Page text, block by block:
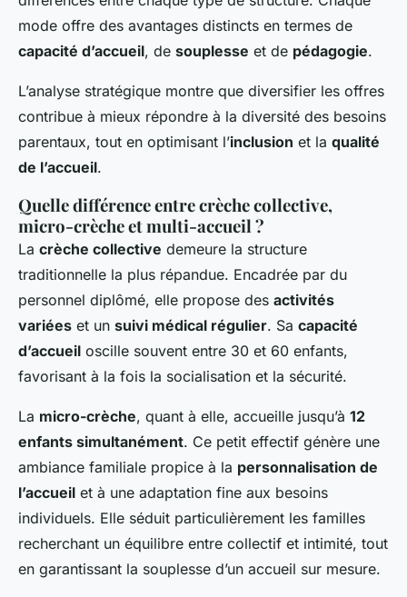
mode offre des avantages distincts en termes de
capacité d’accueil, de souplesse et de pédagogie.
L’analyse stratégique montre que diversifier les offres
contribue à mieux répondre à la diversité des besoins
parentaux, tout en optimisant l’inclusion et la qualité
de l’accueil.
Quelle différence entre crèche collective,
micro-crèche et multi-accueil ?
La crèche collective demeure la structure
traditionnelle la plus répandue. Encadrée par du
personnel diplômé, elle propose des activités
variées et un suivi médical régulier. Sa capacité
d’accueil oscille souvent entre 30 et 60 enfants,
favorisant à la fois la socialisation et la sécurité.
La micro-crèche, quant à elle, accueille jusqu’à 12
enfants simultanément. Ce petit effectif génère une
ambiance familiale propice à la personnalisation de
l’accueil et à une adaptation fine aux besoins
individuels. Elle séduit particulièrement les familles
recherchant un équilibre entre collectif et intimité, tout
en garantissant la souplesse d’un accueil sur mesure.